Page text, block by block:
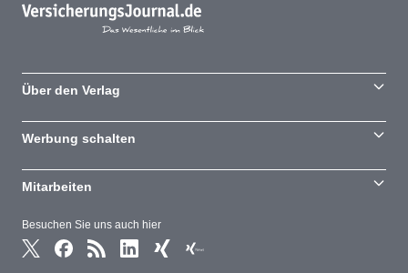
Besuchen Sie uns auch hier
Über den Verlag
Werbung schalten
Mitarbeiten